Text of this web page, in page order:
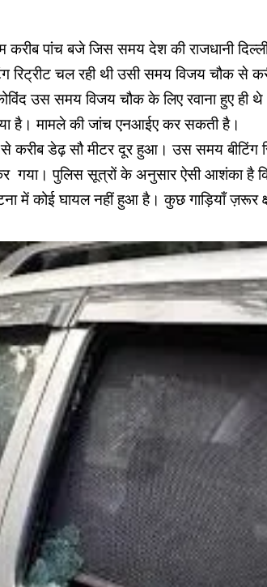
करीब पांच बजे जिस समय देश की राजधानी
रिट्रीट चल रही थी उसी समय विजय चौक से
उस समय विजय चौक के लिए रवाना हुए ही
है। मामले की जांच एनआईए कर सकती है।
से करीब डेढ़ सौ मीटर दूर हुआ। उस समय बीटिंग
गया। पुलिस सूत्रों के अनुसार ऐसी आशंका है
में कोई घायल नहीं हुआ है। कुछ गाड़ियाँ ज़रूर